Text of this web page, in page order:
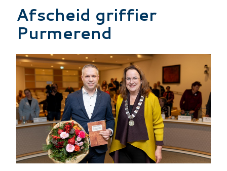
Afscheid griffier
Purmerend
Image